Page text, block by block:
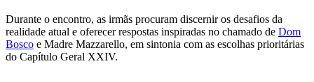
Durante o encontro, as irmãs procuram discernir os desafios da
realidade atual e oferecer respostas inspiradas no chamado de Dom
Bosco e Madre Mazzarello, em sintonia com as escolhas prioritárias
do Capítulo Geral XXIV.